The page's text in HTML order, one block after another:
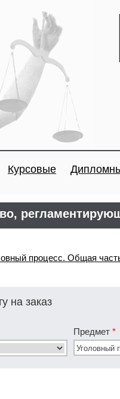
Курсовые
процесс. Общая
на заказ
Предмет *